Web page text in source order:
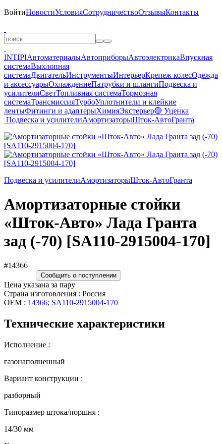
ВойтиНовостиУсловияСотрудничествоОтзывыКонтакты
INTIPIАвтоматериалыАвтоприборыАвтоэлектрикаВпускная
системаВыхлопная
системаДвигательИнструментыИнтерьерКрепеж колесОдежда
и аксессуарыОхлаждениеПатрубки и шлангиПодвеска и
усилителиСветТопливная системаТормозная
системаТрансмиссияТурбоУплотнители и клейкие
лентыФитинги и адаптерыХимияЭкстерьер🔴 Уценка
Подвеска и усилителиАмортизаторыШток-АвтоГранта
Подвеска и усилителиАмортизаторыШток-АвтоГранта
Амортизаторные стойки
«Шток-Авто» Лада Гранта
зад (-70) [SA110-2915004-170]
#14366
Сообщить о поступлении
Цена указана за пару
Страна изготовления : Россия
OEM : 14366; SA110-2915004-170
Технические характеристики
Исполнение :
газонаполненный
Вариант конструкции :
разборный
Типоразмер штока/поршня :
14/30 мм